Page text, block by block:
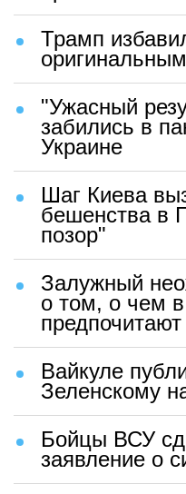
Трамп
"Ужасный
забились в
Украине
Шаг Киева
бешенства в
позор"
Залужный
о том, о чем
Вайкуле
Зеленскому
Бойцы ВСУ
заявление о